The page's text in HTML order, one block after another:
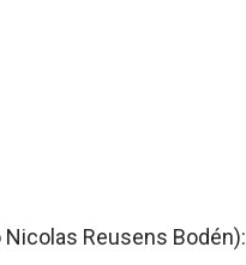
Reusens Bodén):